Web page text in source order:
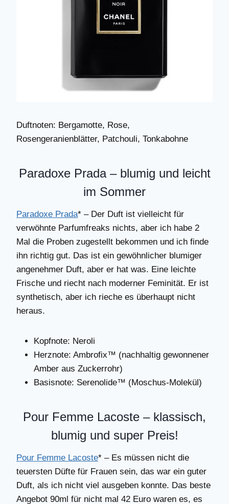
Duftnoten: Bergamotte, Rose,
Rosengeranienblätter, Patchouli, Tonkabohne
Paradoxe Prada – blumig und leicht
im Sommer
Paradoxe Prada* – Der Duft ist vielleicht für
verwöhnte Parfumfreaks nichts, aber ich habe 2
Mal die Proben zugestellt bekommen und ich finde
ihn richtig gut. Das ist ein gewöhnlicher blumiger
angenehmer Duft, aber er hat was. Eine leichte
Frische und riecht nach moderner Feminität. Er ist
synthetisch, aber ich rieche es überhaupt nicht
heraus.
Kopfnote: Neroli
Herznote: Ambrofix™ (nachhaltig gewonnener
Amber aus Zuckerrohr)
Basisnote: Serenolide™ (Moschus-Molekül)
Pour Femme Lacoste – klassisch,
blumig und super Preis!
Pour Femme Lacoste* – Es müssen nicht die
teuersten Düfte für Frauen sein, das war ein guter
Duft, als ich nicht viel ausgeben konnte. Das beste
Angebot 90ml für nicht mal 42 Euro waren es, es